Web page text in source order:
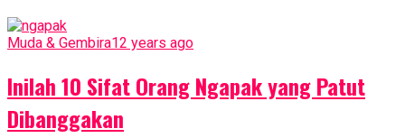
Muda & Gembira12 years ago
Inilah 10 Sifat Orang Ngapak yang Patut
Dibanggakan